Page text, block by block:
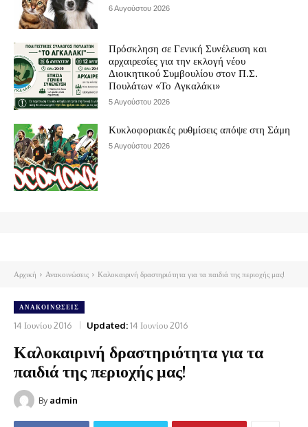
6 Αυγούστου 2026
Πρόσκληση σε Γενική Συνέλευση και
αρχαιρεσίες για την εκλογή νέου
Διοικητικού Συμβουλίου στον Π.Σ.
Πουλάτων «Το Αγκαλάκι»
5 Αυγούστου 2026
Κυκλοφοριακές ρυθμίσεις απόψε στη Σάμη
5 Αυγούστου 2026